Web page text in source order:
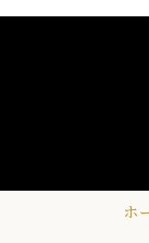
ホ